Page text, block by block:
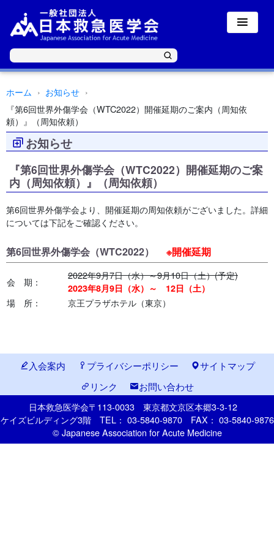
ホーム
お知らせ
『第6回世界外傷学会（WTC2022）開催延期のご案内（周知依
頼）』（周知依頼）
お知らせ
『第6回世界外傷学会（WTC2022）開催延期のご案
内（周知依頼）』（周知依頼）
第6回世界外傷学会より、開催延期の周知依頼がございました。詳細
については下記をご確認ください。
第6回世界外傷学会（WTC2022） ※開催延期
会 期：
2022年9月7日（水）～9月10日（土）(予定)
2023年8月9日（水）～ 12日（土）
場 所： 京王プラザホテル（東京）
入会案内 プライバシーポリシー
サイトマップ
リンク
お問い合わせ
日本救急医学会〒113-0033 東京都文京区本郷3-3-12
ケイズビルディング3階 TEL： 03-5840-9870 FAX： 03-5840-9876
© Japanese Association for Acute Medicine